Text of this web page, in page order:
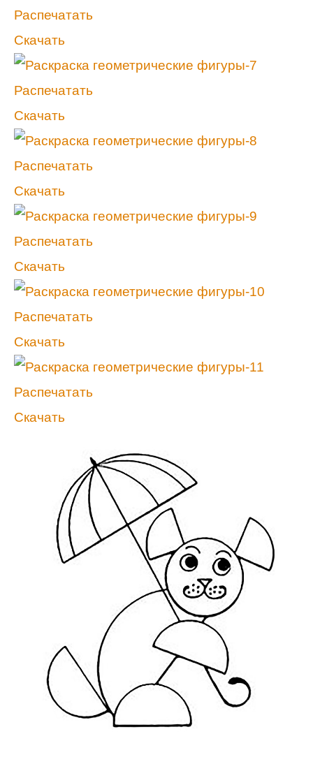
Распечатать
Скачать
Распечатать
Скачать
Распечатать
Скачать
Распечатать
Скачать
Распечатать
Скачать
Распечатать
Скачать